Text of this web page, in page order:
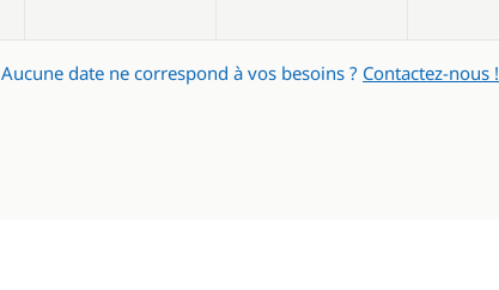
Aucune date ne correspond à vos besoins ? Contactez-nous !